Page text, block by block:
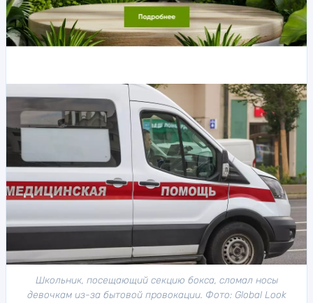
Школьник, посещающий секцию бокса, сломал носы
девочкам из-за бытовой провокации. Фото: Global Look